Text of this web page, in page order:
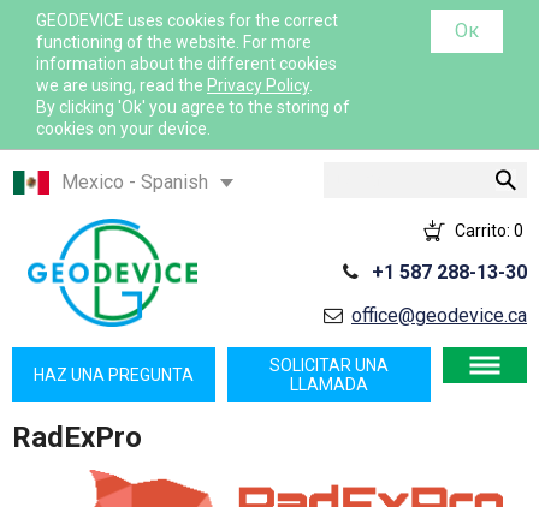
GEODEVICE uses cookies for the correct
functioning of the website. For more
information about the different cookies
we are using, read the Privacy Policy.
By clicking 'Ok' you agree to the storing of
cookies on your device.
Ок
Mexico - Spanish
Казахстан - Русский
Қазақстан - Қазақша
Узбекистан - Русский
International - English
France - French
France - English
Canada - English
USA - English
Carrito: 0
office@geodevice.ca
+1 587 288-13-30
SOLICITAR UNA
LLAMADA
HAZ UNA PREGUNTA
RadExPro